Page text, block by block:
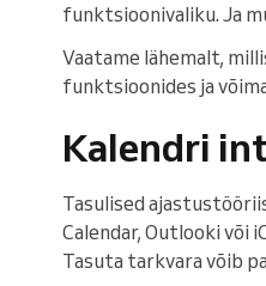
funktsioonivaliku. Ja
Vaatame lähemalt,
funktsioonides ja
Kalendri
Tasulised
Calendar, Outlooki või
Tasuta tarkvara võib